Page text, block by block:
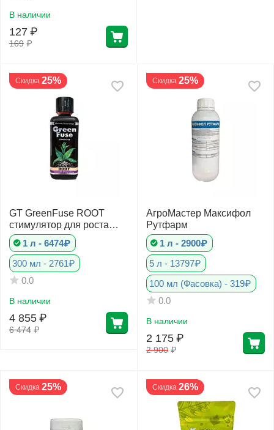
В наличии
169 ₽
127 ₽
Скидка 25%
GT GreenFuse ROOT
стимулятор для роста
корней
1 л - 6474₽
300 мл - 2761₽
0.0
В наличии
6 474 ₽
4 855 ₽
Скидка 25%
АгроМастер Максифол
Рутфарм
1 л - 2900₽
5 л - 13797₽
100 мл (Фасовка) - 319₽
0.0
В наличии
2 900 ₽
2 175 ₽
Скидка 25% Скидка 26%